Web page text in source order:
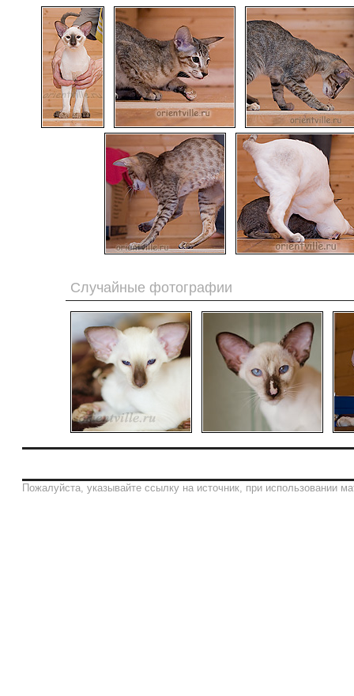
Случайные фотографии
Пожалуйста, указывайте ссылку на источник, при использовании